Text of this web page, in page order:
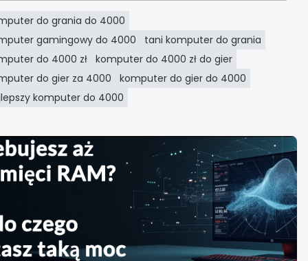
grania.do grania do 4000
gamingowy do 4000
tani komputer do grania
do 4000 zł komputer do 4000 zł do gier
do gier za 4000
komputer do gier do 4000
komputer do 4000